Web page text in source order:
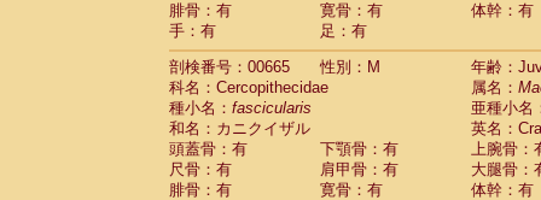
腓骨：有
寛骨：有
体幹：有
手：有
足：有
剖検番号：00665
性別：M
年齢：
科名：Cercopithecidae
属名：
種小名： fascicularis
亜種小名
和名：カニクイザル
英名：
頭蓋骨：有
下顎骨：有
上腕骨：
尺骨：有
肩甲骨：有
大腿骨：
腓骨：有
寛骨：有
体幹：有